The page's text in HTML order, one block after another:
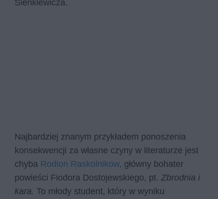
Sienkiewicza.
Najbardziej znanym przykładem ponoszenia
konsekwencji za własne czyny w literaturze jest
chyba Rodion Raskolnikow, główny bohater
powieści Fiodora Dostojewskiego, pt. Zbrodnia i
kara. To młody student, który w wyniku